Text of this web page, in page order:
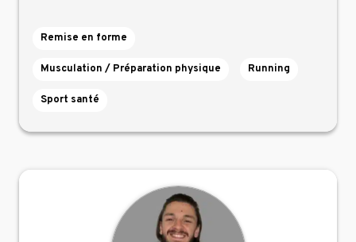
Remise en forme
Musculation / Préparation physique Running
Sport santé